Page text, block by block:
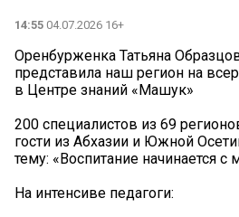
14:55 04.07.2026 16+
Оренбурженка Татьяна
представила наш регион на
в Центре знаний «Машук»
200 специалистов из 69
гости из Абхазии и Южной
тему: «Воспитание начинается с
На интенсиве педагоги: